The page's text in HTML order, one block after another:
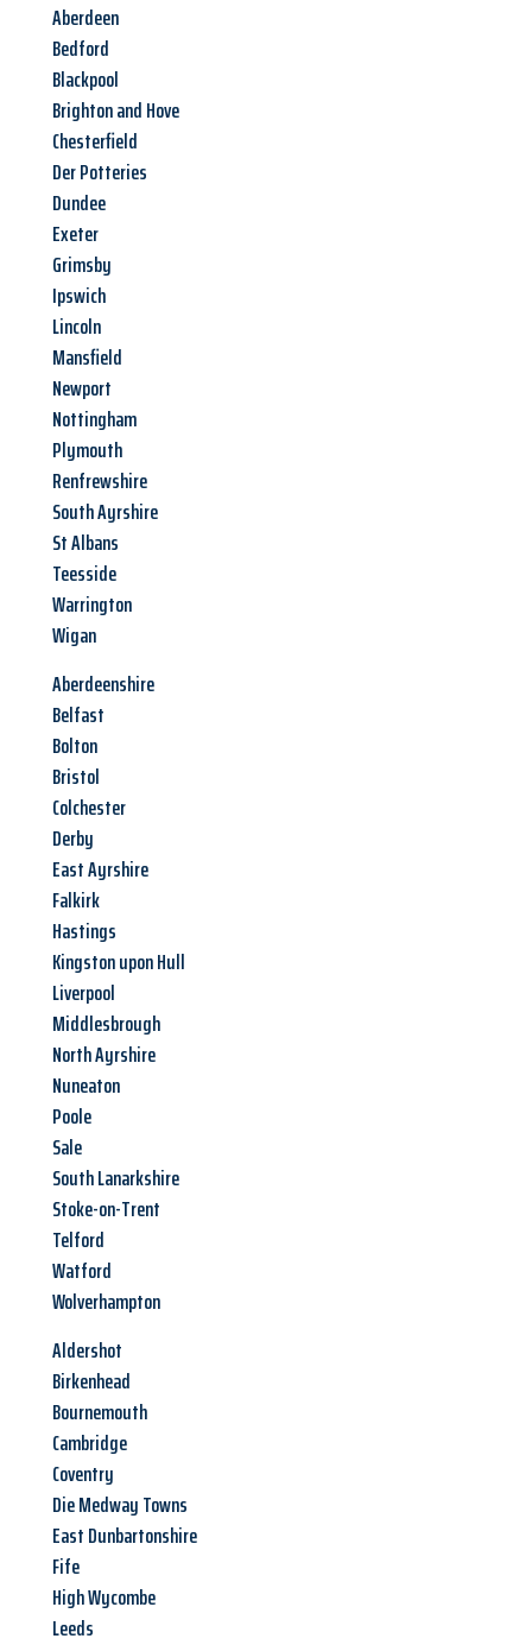
Aberdeen
Bedford
Blackpool
Brighton and Hove
Chesterfield
Der Potteries
Dundee
Exeter
Grimsby
Ipswich
Lincoln
Mansfield
Newport
Nottingham
Plymouth
Renfrewshire
South Ayrshire
St Albans
Teesside
Warrington
Wigan
Aberdeenshire
Belfast
Bolton
Bristol
Colchester
Derby
East Ayrshire
Falkirk
Hastings
Kingston upon Hull
Liverpool
Middlesbrough
North Ayrshire
Nuneaton
Poole
Sale
South Lanarkshire
Stoke-on-Trent
Telford
Watford
Wolverhampton
Aldershot
Birkenhead
Bournemouth
Cambridge
Coventry
Die Medway Towns
East Dunbartonshire
Fife
High Wycombe
Leeds